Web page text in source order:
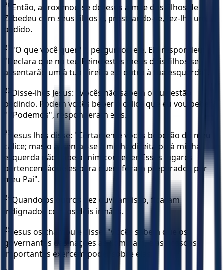
20 Então, aproximou-se de Jesus a mãe dos filhos de
Zebedeu com seus filhos e, prostrando-se, fez-lhe um
pedido.
21
"O que você quer? ", perguntou ele. Ela respondeu:
"Declara que no teu Reino estes meus dois filhos se
assentarão um à tua direita e o outro à tua esquerda".
22 Disse-lhes Jesus: "Vocês não sabem o que estão
pedindo. Podem vocês beber o cálice que eu vou beber?
" "Podemos", responderam eles.
23 Jesus lhes disse: "Certamente vocês beberão do meu
cálice; mas o assentar-se à minha direita ou à minha
esquerda não cabe a mim conceder. Esses lugares
pertencem àqueles para quem foram preparados por
meu Pai".
24 Quando os outros dez ouviram isso, ficaram
indignados com os dois irmãos.
25 Jesus os chamou e disse: "Vocês sabem que os
governantes das nações as dominam, e as pessoas
importantes exercem poder sobre elas.